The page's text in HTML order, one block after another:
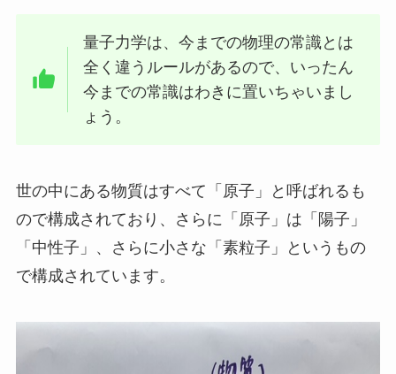
量子力学は、今までの物理の常識とは
全く違うルールがあるので、いったん
今までの常識はわきに置いちゃいまし
ょう。
世の中にある物質はすべて「原子」と呼ばれるも
ので構成されており、さらに「原子」は「陽子」
「中性子」、さらに小さな「素粒子」というもの
で構成されています。